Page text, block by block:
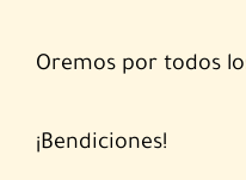
Oremos por todos
¡Bendiciones!